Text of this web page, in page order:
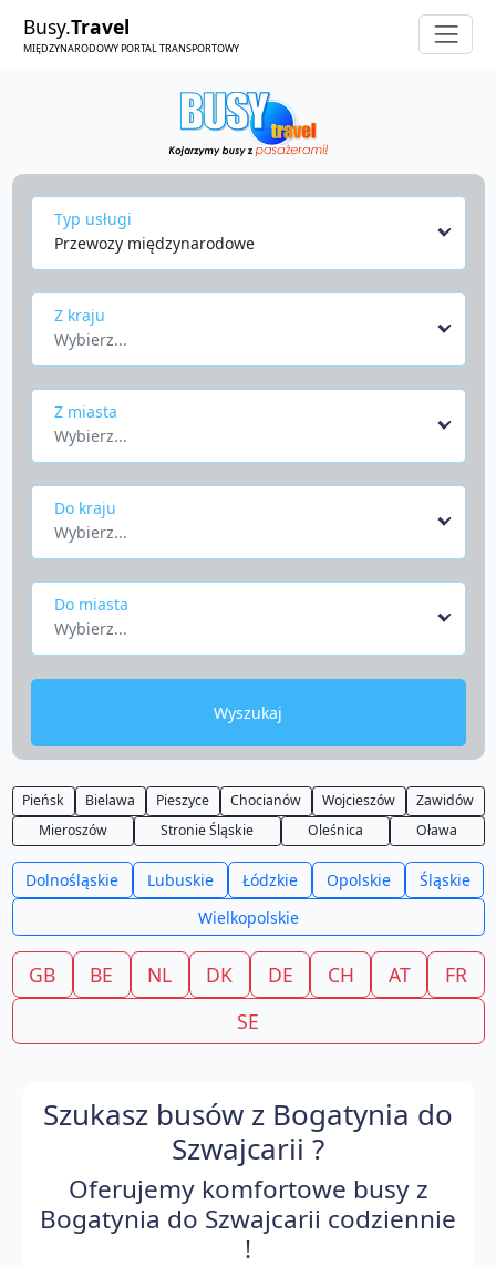
Busy.Travel
MIĘDZYNARODOWY PORTAL TRANSPORTOWY
Typ usługi
Przewozy międzynarodowe
Z kraju
Wybierz...
Z miasta
Wybierz...
Do kraju
Wybierz...
Do miasta
Wybierz...
Wyszukaj
Pieńsk Bielawa Pieszyce Chocianów Wojcieszów
Zawidów
Mieroszów
Stronie Śląskie Oleśnica Oława
Dolnośląskie Lubuskie Łódzkie Opolskie
Śląskie
Wielkopolskie
GB BE NL DK DE CH AT
FR
SE
Szukasz busów z Bogatynia do
Szwajcarii ?
Oferujemy komfortowe busy z
Bogatynia do Szwajcarii codziennie
!